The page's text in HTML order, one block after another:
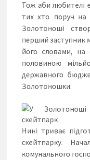
Тож аби любителі
тих хто поруч на
Золотоноші
перший заступник
його словами, на
половиною
державного
Золотоношки.
Нині триває
скейтпарку.
комунального